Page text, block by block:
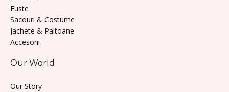
Fuste
Sacouri & Costume
Jachete & Paltoane
Accesorii
Our World
Our Story